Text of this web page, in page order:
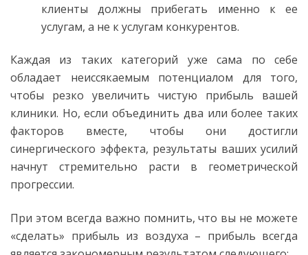
клиенты должны прибегать именно к ее
услугам, а не к услугам конкурентов.
Каждая из таких категорий уже сама по себе
обладает неиссякаемым потенциалом для того,
чтобы резко увеличить чистую прибыль вашей
клиники. Но, если объединить два или более таких
факторов вместе, чтобы они достигли
синергического эффекта, результаты ваших усилий
начнут стремительно расти в геометрической
прогрессии.
При этом всегда важно помнить, что вы не можете
«сделать» прибыль из воздуха – прибыль всегда